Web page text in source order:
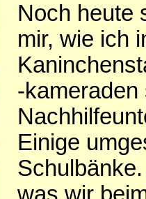
Noch heute
mir, wie ich
-
Einige